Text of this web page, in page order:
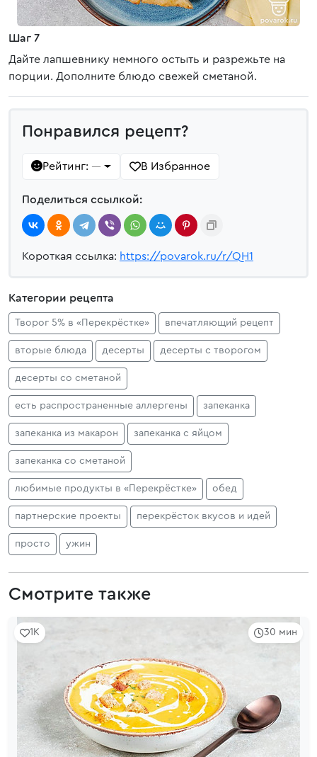
Шаг 7
Дайте лапшевнику немного остыть и разрежьте на
порции. Дополните блюдо свежей сметаной.
Понравился рецепт?
Рейтинг: — В Избранное
Поделиться ссылкой:
Короткая ссылка: https://povarok.ru/r/QH1
Категории рецепта
Творог 5% в «Перекрёстке» впечатляющий рецепт
вторые блюда десерты десерты с творогом
десерты со сметаной
есть распространенные аллергены запеканка
запеканка из макарон запеканка с яйцом
запеканка со сметаной
любимые продукты в «Перекрёстке» обед
партнерские проекты перекрёсток вкусов и идей
просто ужин
Смотрите также
30 мин
1K